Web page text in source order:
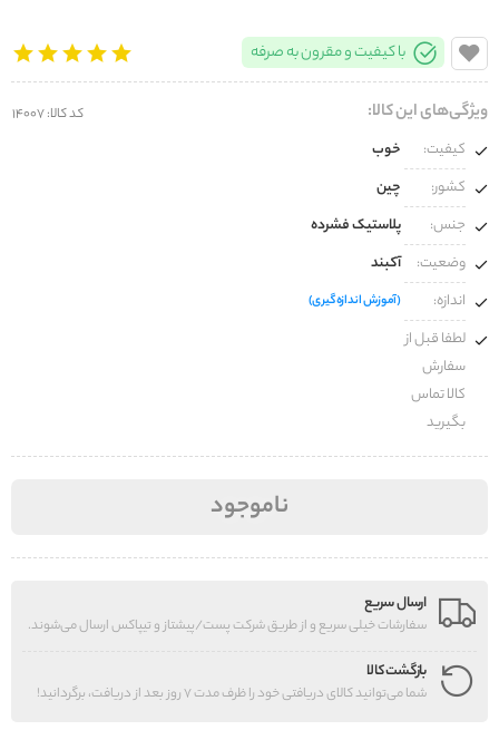
با کیفیت و مقرون به صرفه
ویژگی‌های این کالا: کد کالا: 14007
کیفیت:
خوب
کشور:
چین
جنس:
پلاستیک فشرده
وضعیت:
آکبند
اندازه:
(آموزش اندازه‌گیری)
لطفا قبل از
سفارش
کالا تماس
بگیرید
ناموجود
ارسال سریع
سفارشات خیلی سریع و از طریق شرکت پست/پیشتاز و تیپاکس ارسال می‌شوند.
بازگشت کالا
شما می‌توانید کالای دریافتی خود را ظرف مدت 7 روز بعد از دریافت، برگردانید!